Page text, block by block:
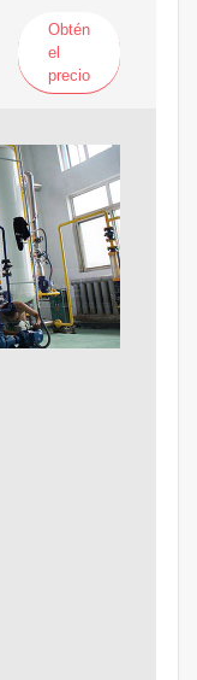
Obtén
el
precio